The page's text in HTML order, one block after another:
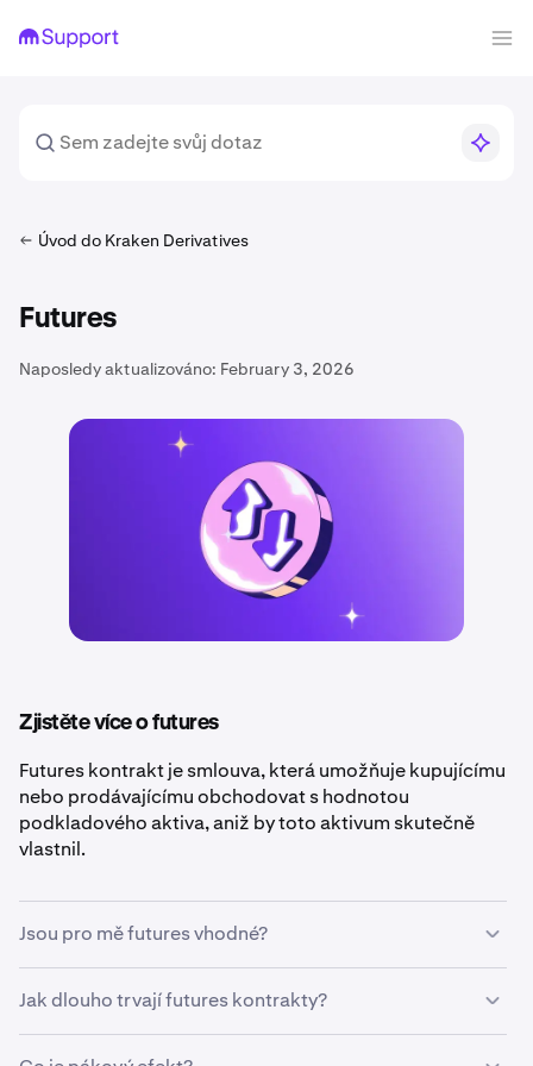
Úvod do Kraken Derivatives
Futures
Naposledy aktualizováno: February 3, 2026
Zjistěte více o futures
Futures kontrakt je smlouva, která umožňuje kupujícímu
nebo prodávajícímu obchodovat s hodnotou
podkladového aktiva, aniž by toto aktivum skutečně
vlastnil.
Jsou pro mě futures vhodné?
Futures jsou dobrou volbou pro obchodníky, kteří chtějí
krátkodobých změn cen nebo se
před negativními cenovými pohyby u svých jiných
Jak dlouho trvají futures kontrakty?
Futures kontrakt může mít